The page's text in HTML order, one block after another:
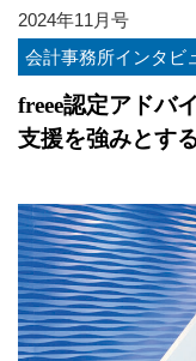
2024年11月号
会計事務所インタビ
freee認定アドバ
支援を強みとす